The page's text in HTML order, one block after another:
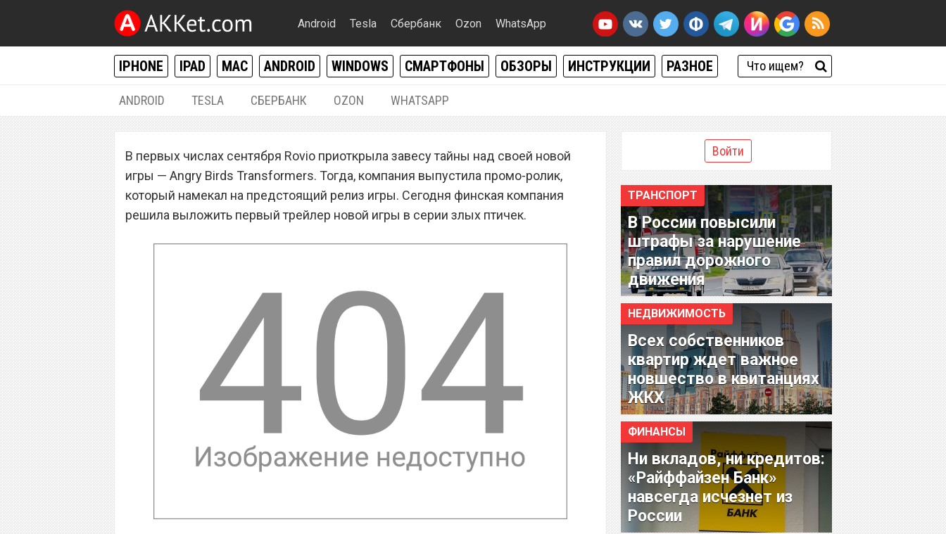
Android Tesla Сбербанк Ozon WhatsApp
IPHONE IPAD MAC ANDROID WINDOWS СМАРТФОНЫ ОБЗОРЫ ИНСТРУКЦИИ РАЗНОЕ
ANDROID TESLA СБЕРБАНК OZON WHATSAPP
Rovio выпустила трейлер игры Angry
Birds Transformers
В первых числах сентября Rovio приоткрыла завесу тайны над своей новой
игры — Angry Birds Transformers. Тогда, компания выпустила промо-ролик,
который намекал на предстоящий релиз игры. Сегодня финская компания
решила выложить первый трейлер новой игры в серии злых птичек.
Войти
ТРАНСПОРТ
В России повысили
штрафы за нарушение
правил дорожного
движения
НЕДВИЖИМОСТЬ
Всех собственников
квартир ждет важное
новшество в квитанциях
ЖКХ
ФИНАНСЫ
Ни вкладов, ни кредитов:
«Райффайзен Банк»
навсегда исчезнет из
России